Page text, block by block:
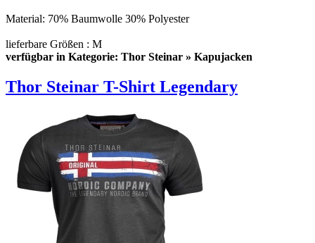
Material: 70% Baumwolle 30% Polyester
lieferbare Größen : M
verfügbar in Kategorie: Thor Steinar » Kapujacken
Thor Steinar T-Shirt Legendary